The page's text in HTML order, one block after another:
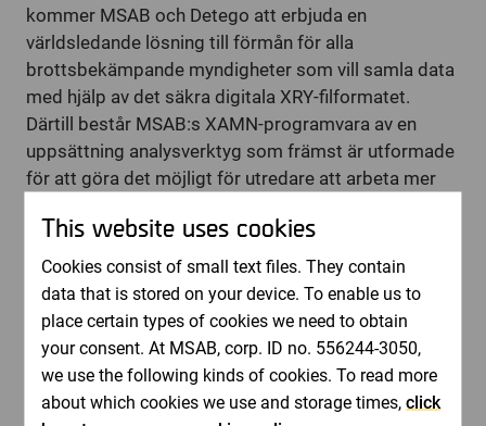
kommer MSAB och Detego att erbjuda en
världsledande lösning till förmån för alla
brottsbekämpande myndigheter som vill samla data
med hjälp av det säkra digitala XRY-filformatet.
Därtill består MSAB:s XAMN-programvara av en
uppsättning analysverktyg som främst är utformade
för att göra det möjligt för utredare att arbeta mer
MSAB:s mjukvara XRY och Detegos verktyg,
identifierar XAMN-analysverktyget från MSAB snabbt
kritisk information, oavsett om det innebär en snabb
helhetsbild eller att snabbt hitta exakta detaljer i en
enorm uppsättning av digitala bevis.
Båda verktygen är enkla att använda och kommer
därför att göra en omedelbar skillnad för kunder
This website uses cookies
Cookies consist of small text files. They contain
data that is stored on your device. To enable us to
place certain types of cookies we need to obtain
your consent. At MSAB, corp. ID no. 556244-3050,
we use the following kinds of cookies. To read more
about which cookies we use and storage times,click